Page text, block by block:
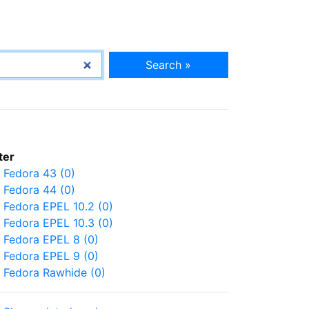
Search »
Fedora 43 (0)
Fedora 44 (0)
Fedora EPEL 10.2 (0)
Fedora EPEL 10.3 (0)
Fedora EPEL 8 (0)
Fedora EPEL 9 (0)
Fedora Rawhide (0)